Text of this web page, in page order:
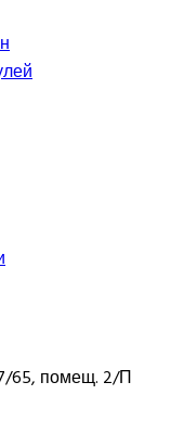
65, помещ. 2/П